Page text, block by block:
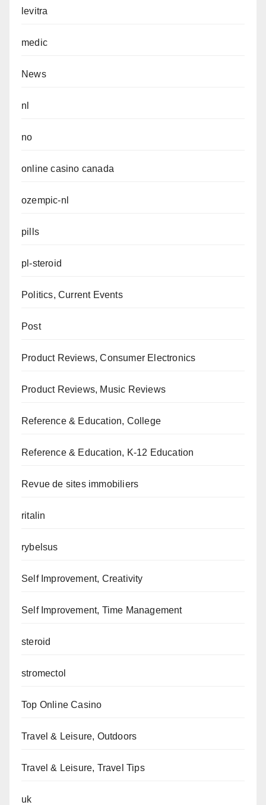
levitra
medic
News
nl
no
online casino canada
ozempic-nl
pills
pl-steroid
Politics, Current Events
Post
Product Reviews, Consumer Electronics
Product Reviews, Music Reviews
Reference & Education, College
Reference & Education, K-12 Education
Revue de sites immobiliers
ritalin
rybelsus
Self Improvement, Creativity
Self Improvement, Time Management
steroid
stromectol
Top Online Casino
Travel & Leisure, Outdoors
Travel & Leisure, Travel Tips
uk